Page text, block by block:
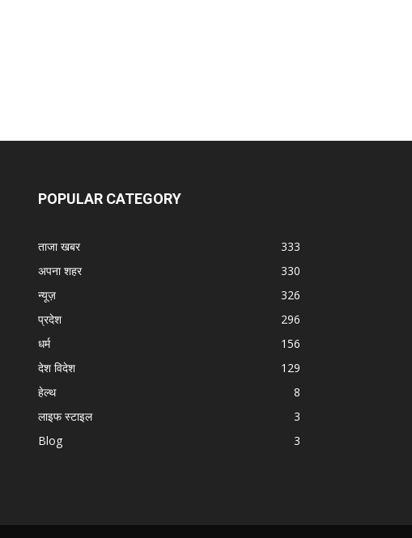
POPULAR CATEGORY
ताजा खबर
333
अपना शहर
330
न्यूज़
326
प्रदेश
296
धर्म
156
देश विदेश
129
हेल्थ
8
लाइफ स्टाइल
3
Blog
3